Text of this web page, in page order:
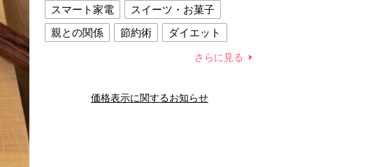
スマート家電
スイーツ・お菓子
親との関係
節約術
ダイエット
夫との関係
新津春子 どか食い
さらに見る
価格表示に関するお知らせ